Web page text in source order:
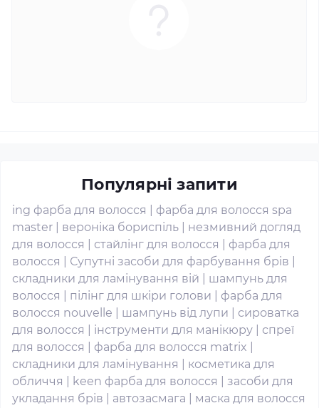
Популярні запити
ing фарба для волосся
фарба для волосся spa
master
вероніка бориспіль
незмивний догляд
для волосся
стайлінг для волосся
фарба для
волосся
Супутні засоби для фарбування брів
складники для ламінування вій
шампунь для
волосся
пілінг для шкіри голови
фарба для
волосся nouvelle
шампунь від лупи
сироватка
для волосся
інструменти для манікюру
спреї
для волосся
фарба для волосся matrix
складники для ламінування
косметика для
обличчя
keen фарба для волосся
засоби для
укладання брів
автозасмага
маска для волосся